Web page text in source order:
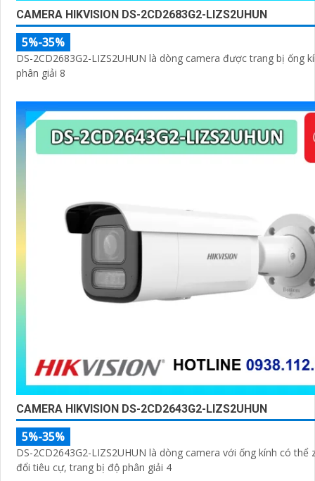
CAMERA HIKVISION DS-2CD2683G2-LIZS2UHUN
5%-35%
DS-2CD2683G2-LIZS2UHUN là dòng camera được trang bị ống
phân giải 8
CAMERA HIKVISION DS-2CD2643G2-LIZS2UHUN
5%-35%
DS-2CD2643G2-LIZS2UHUN là dòng camera với ống kính có thể
đổi tiêu cự, trang bị độ phân giải 4